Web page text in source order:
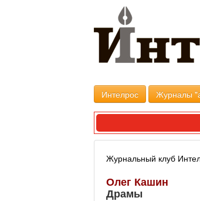
Интелрос Журналы
Журнальный клуб
Олег Кашин
Драмы